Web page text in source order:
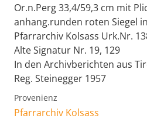
Or.n.Perg 33,4/59,3 cm mit
anhang.runden roten Siegel
Pfarrarchiv Kolsass Urk.Nr.
Alte Signatur Nr. 19, 129
In den Archivberichten aus
Reg. Steinegger 1957
Provenienz
Pfarrarchiv Kolsass